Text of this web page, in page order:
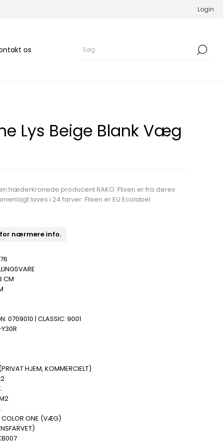
Login
os
Lys Beige Blank Væg
hæderkronede producent RAKO. Flisen er fra deres
laves i 24 farver. Flisen er EU Ecolabel
nærmere info.
CM
0709010 | CLASSIC: 9001
HJEM, KOMMERCIELT)
COLOR ONE (VÆG)